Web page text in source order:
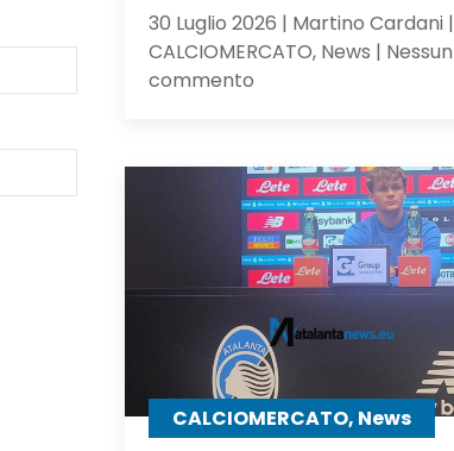
30 Luglio 2026 | Martino Cardani |
CALCIOMERCATO, News | Nessun
commentosu
il
Milan,
su
Samardzic,
offre
CALCIOMERCATO, News